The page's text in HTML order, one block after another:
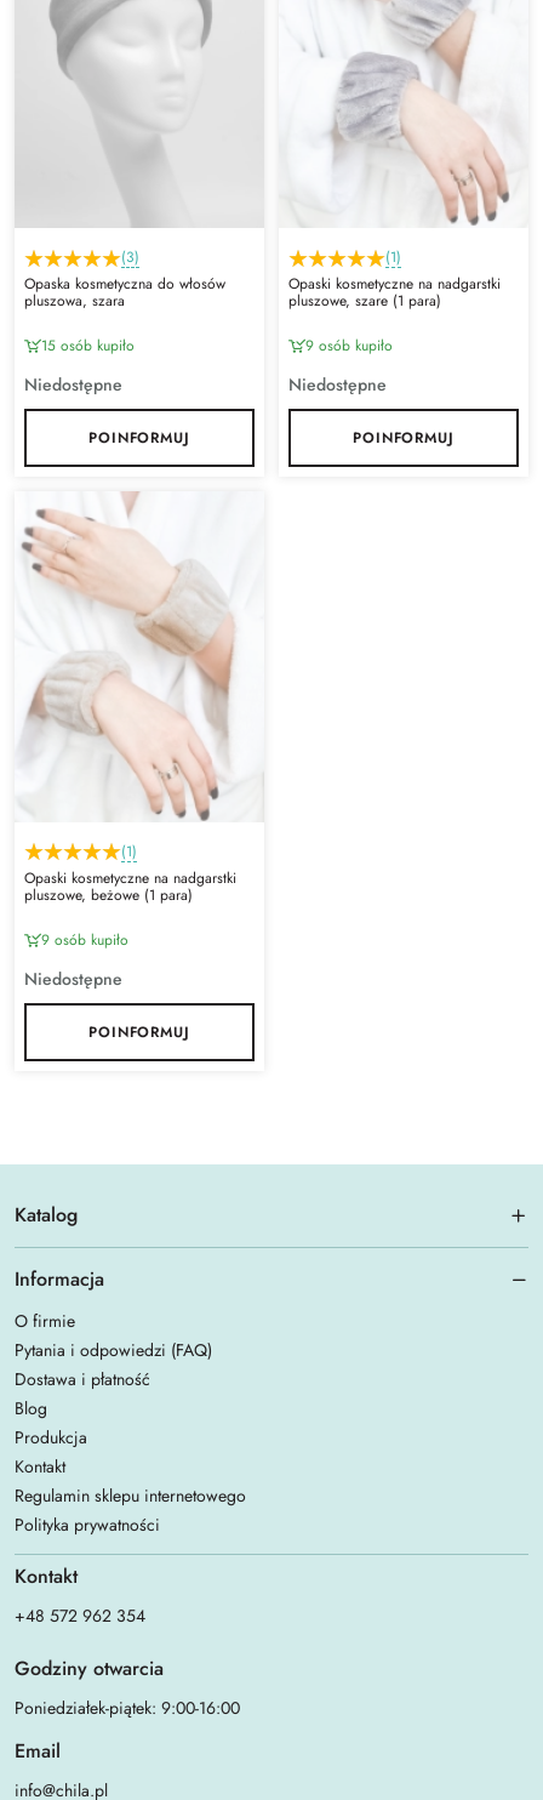
(3)
Opaska kosmetyczna do włosów
pluszowa, szara
15 osób kupiło
Niedostępne
POINFORMUJ
(1)
Opaski kosmetyczne na nadgarstki
pluszowe, szare (1 para)
9 osób kupiło
Niedostępne
POINFORMUJ
(1)
Opaski kosmetyczne na nadgarstki
pluszowe, beżowe (1 para)
9 osób kupiło
Niedostępne
POINFORMUJ
Katalog
Informacja
O firmie
Pytania i odpowiedzi (FAQ)
Dostawa i płatność
Blog
Produkcja
Kontakt
Regulamin sklepu internetowego
Polityka prywatności
Kontakt
+48 572 962 354
Godziny otwarcia
Poniedziałek-piątek: 9:00-16:00
Email
info@chila.pl